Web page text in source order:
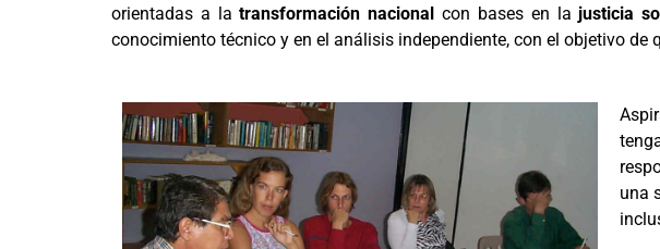
orientadas a latransformación nacional con bases en la justicia
conocimiento técnico y en el análisis independiente, con el objetivo
una